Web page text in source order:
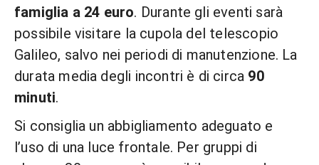
famiglia a 24 euro. Durante gli eventi sarà
possibile visitare la cupola del telescopio
Galileo, salvo nei periodi di manutenzione. La
durata media degli incontri è di circa 90
minuti.
Si consiglia un abbigliamento adeguato e
l’uso di una luce frontale. Per gruppi di